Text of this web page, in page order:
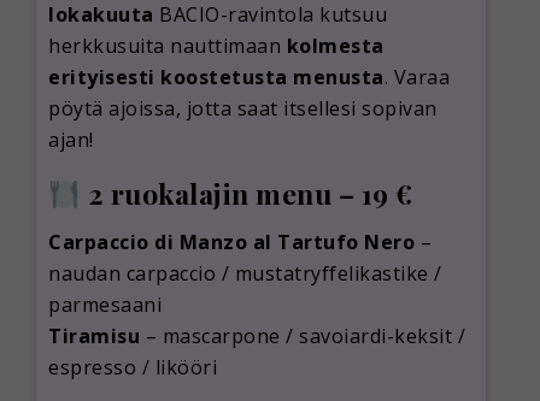
lokakuuta BACIO-ravintola kutsuu
herkkusuita nauttimaan kolmesta
erityisesti koostetusta menusta. Varaa
pöytä ajoissa, jotta saat itsellesi sopivan
ajan!
2 ruokalajin menu – 19 €
Carpaccio di Manzo al Tartufo Nero –
naudan carpaccio / mustatryffelikastike /
parmesaani
Tiramisu – mascarpone / savoiardi-keksit /
espresso / likööri